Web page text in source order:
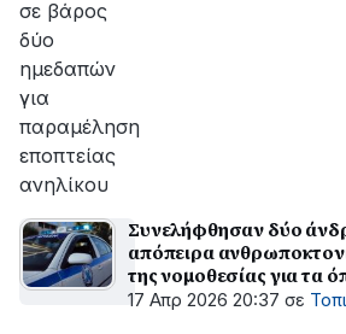
σε βάρος
δύο
ημεδαπών
για
παραμέληση
εποπτείας
ανηλίκου
Συνελήφθησαν δύο
απόπειρα
της νομοθεσίας για τα
17 Απρ 2026 20:37 σε